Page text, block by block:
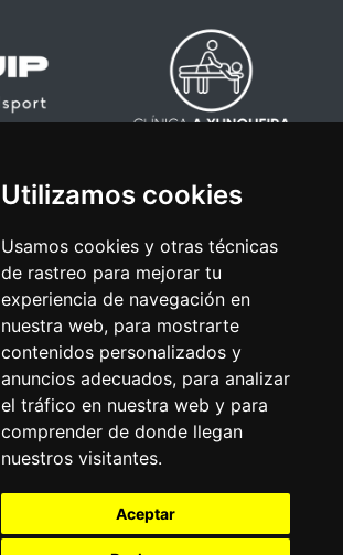
Utilizamos cookies
Usamos cookies y otras técnicas
de rastreo para mejorar tu
experiencia de navegación en
nuestra web, para mostrarte
contenidos personalizados y
anuncios adecuados, para analizar
el tráfico en nuestra web y para
comprender de donde llegan
nuestros visitantes.
Aceptar